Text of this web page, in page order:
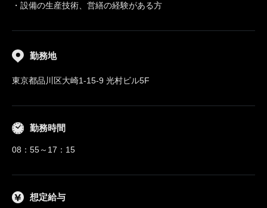
・設備の生産技術、営繕の経験がある方
勤務地
東京都品川区大崎1-15-9 光村ビル5F
勤務時間
08：55～17：15
想定給与